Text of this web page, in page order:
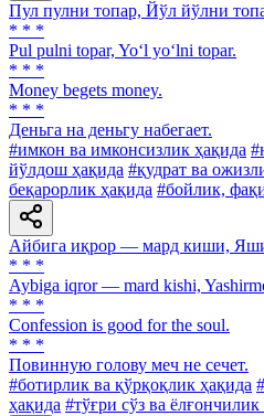
Пул пулни топар, Йўл йўлни
* * *
Pul pulni topar, Yo‘l yo‘lni topar.
* * *
Money begets money.
* * *
Деньга на деньгу набегает.
#имкон ва имконсизлик ҳақида
йўлдош ҳақида #қудрат ва
беқарорлик ҳақида #бойлик,
Айбига иқрор — мард киши,
* * *
Aybiga iqror — mard kishi,
* * *
Confession is good for the soul.
* * *
Повинную голову меч не сечет.
#ботирлик ва қўрқоқлик ҳақида
ҳақида #тўғри сўз ва ёлғончилик